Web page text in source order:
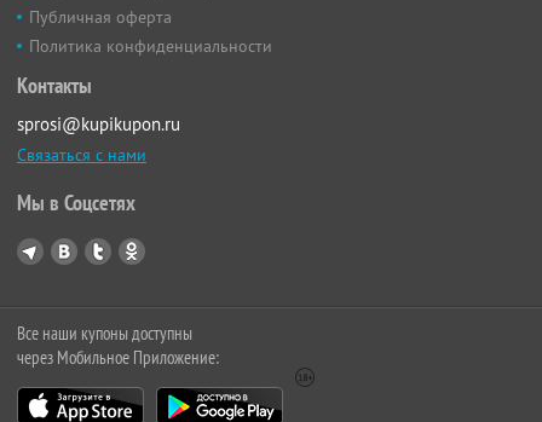
Публичная оферта
Политика конфиденциальности
Контакты
sprosi@kupikupon.ru
Связаться с нами
Мы в Соцсетях
Все наши купоны доступны
через Мобильное Приложение: